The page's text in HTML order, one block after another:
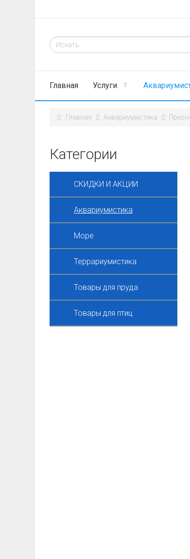
Главная Услуги
Главная Аквариумистика
Категории
СКИДКИ И АКЦИИ
Аквариумистика
Море
Террариумистика
Товары для пруда
Товары для птиц